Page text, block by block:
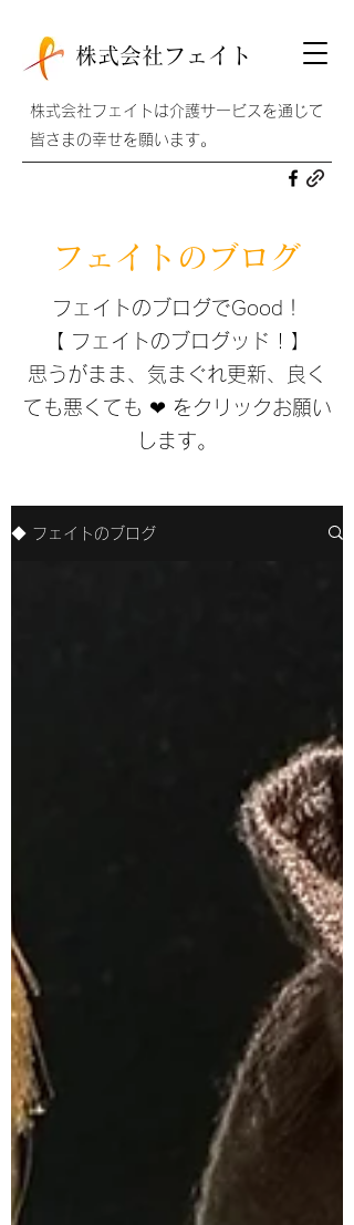
株式会社フェイト
株式会社フェイトは介護サービスを通じて
皆さまの幸せを願います。
フェイトのブログ
フェイトのブログでGood！
【 フェイトのブログッド ! 】
思うがまま、気まぐれ更新、​良く
ても悪くても ❤ をクリックお願い
します。​
◆ フェイトのブログ